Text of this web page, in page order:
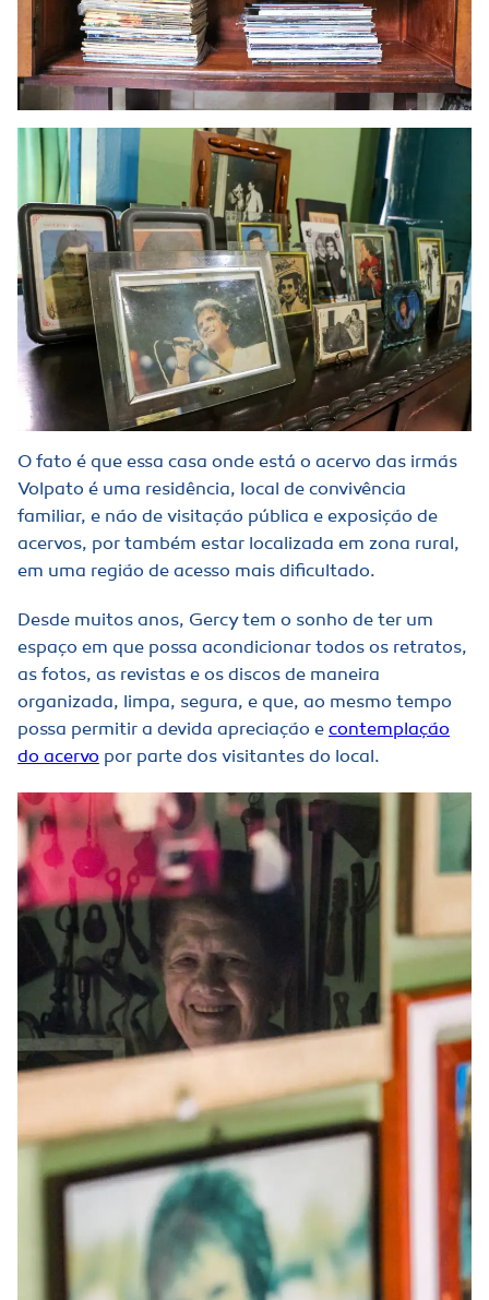
O fato é que essa casa onde está o acervo das irmãs
Volpato é uma residência, local de convivência
familiar, e não de visitação pública e exposição de
acervos, por também estar localizada em zona rural,
em uma região de acesso mais dificultado.
Desde muitos anos, Gercy tem o sonho de ter um
espaço em que possa acondicionar todos os retratos,
as fotos, as revistas e os discos de maneira
organizada, limpa, segura, e que, ao mesmo tempo
possa permitir a devida apreciação e contemplação
do acervo por parte dos visitantes do local.